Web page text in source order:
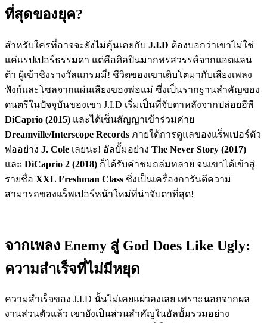
ที่สุดของยุค?
สำหรับใครที่อาจจะยังไม่คุ้นเคยกับ J.I.D ต้องบอกว่าเขาไม่ใช่
แค่แรปเปอร์ธรรมดา แต่คือศิลปินมากพรสวรรค์จากแอตแลน
ต้า ผู้เข้าชิงรางวัลแกรมมี่! ชีวิตของเขาเติบโตมากับเสียงเพลง
ฟังก์และโซลจากแผ่นเสียงของพ่อแม่ ซึ่งเป็นรากฐานสำคัญของ
ดนตรีในปัจจุบันของเขา J.I.D เริ่มเป็นที่จับตาหลังจากปล่อยอีพี
DiCaprio (2015) และได้เซ็นสัญญาเข้าร่วมค่าย
Dreamville/Interscope Records ภายใต้การดูแลของแร็พเปอร์ตัว
พ่ออย่าง J. Cole เลยนะ! อัลบั้มอย่าง The Never Story (2017)
และ DiCaprio 2 (2018) ก็ได้รับคำชมถล่มทลาย จนเขาได้เข้าสู่
รายชื่อ XXL Freshman Class ซึ่งเป็นเครื่องการันตีความ
สามารถของแร็พเปอร์หน้าใหม่ที่น่าจับตาที่สุด!
จากเพลง Enemy สู่ God Does Like Ugly:
ความสำเร็จที่ไม่มีหยุด
ความสำเร็จของ J.I.D นั้นไม่เคยแผ่วลงเลย เพราะนอกจากผล
งานส่วนตัวแล้ว เขายังเป็นส่วนสำคัญในอัลบั้มรวมอย่าง